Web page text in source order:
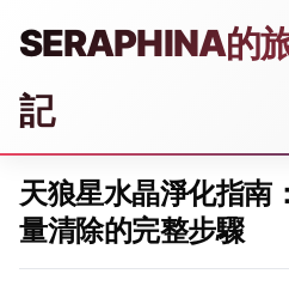
SERAPHINA的
記
天狼星水晶淨化指南
量清除的完整步驟